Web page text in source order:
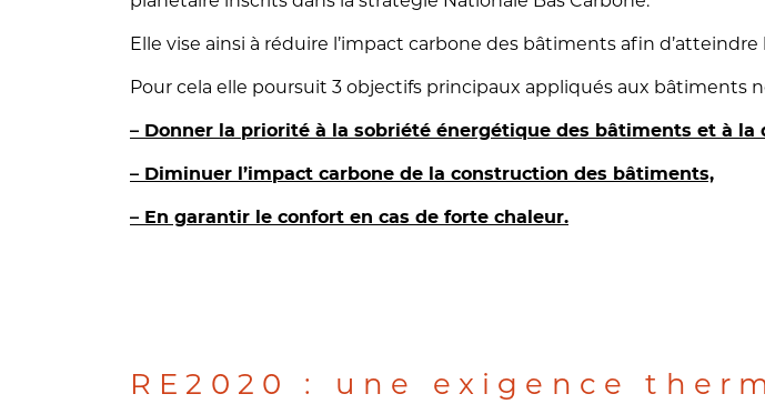
Elle vise ainsi à réduire l’impact carbone des bâtiments afin
Pour cela elle poursuit 3 objectifs principaux appliqués aux bâtiments
– Donner la priorité à la sobriété énergétique des bâtiments et à la
– Diminuer l’impact carbone de la construction des bâtiments,
– En garantir le confort en cas de forte chaleur.
RE2020 : une exigence